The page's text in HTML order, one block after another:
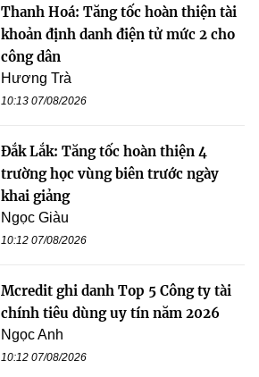
Thanh Hoá: Tăng tốc hoàn thiện tài
khoản định danh điện tử mức 2 cho
công dân
Hương Trà
10:13 07/08/2026
Đắk Lắk: Tăng tốc hoàn thiện 4
trường học vùng biên trước ngày
khai giảng
Ngọc Giàu
10:12 07/08/2026
Mcredit ghi danh Top 5 Công ty tài
chính tiêu dùng uy tín năm 2026
Ngọc Anh
10:12 07/08/2026